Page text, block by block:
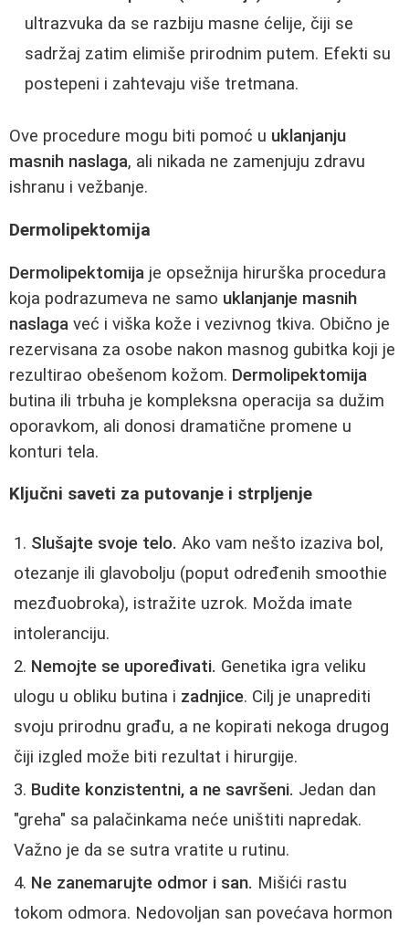
ultrazvuka da se razbiju masne ćelije, čiji se
sadržaj zatim elimiše prirodnim putem. Efekti su
postepeni i zahtevaju više tretmana.
Ove procedure mogu biti pomoć u uklanjanju
masnih naslaga, ali nikada ne zamenjuju zdravu
ishranu i vežbanje.
Dermolipektomija
Dermolipektomija je opsežnija hirurška procedura
koja podrazumeva ne samo uklanjanje masnih
naslaga već i viška kože i vezivnog tkiva. Obično je
rezervisana za osobe nakon masnog gubitka koji je
rezultirao obešenom kožom. Dermolipektomija
butina ili trbuha je kompleksna operacija sa dužim
oporavkom, ali donosi dramatične promene u
konturi tela.
Ključni saveti za putovanje i strpljenje
Slušajte svoje telo. Ako vam nešto izaziva bol,
otezanje ili glavobolju (poput određenih smoothie
mezđuobroka), istražite uzrok. Možda imate
intoleranciju.
Nemojte se upoređivati. Genetika igra veliku
ulogu u obliku butina i zadnjice. Cilj je unaprediti
svoju prirodnu građu, a ne kopirati nekoga drugog
čiji izgled može biti rezultat i hirurgije.
Budite konzistentni, a ne savršeni. Jedan dan
"greha" sa palačinkama neće uništiti napredak.
Važno je da se sutra vratite u rutinu.
Ne zanemarujte odmor i san. Mišići rastu
tokom odmora. Nedovoljan san povećava hormon